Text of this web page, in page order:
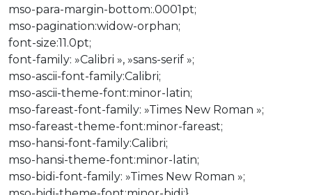
mso-para-margin-bottom:.0001pt;
mso-pagination:widow-orphan;
font-size:11.0pt;
font-family: »Calibri », »sans-serif »;
mso-ascii-font-family:Calibri;
mso-ascii-theme-font:minor-latin;
mso-fareast-font-family: »Times New Roman »;
mso-fareast-theme-font:minor-fareast;
mso-hansi-font-family:Calibri;
mso-hansi-theme-font:minor-latin;
mso-bidi-font-family: »Times New Roman »;